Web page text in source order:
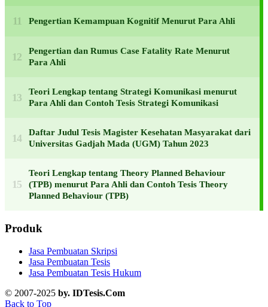
Pengertian Kemampuan Kognitif Menurut Para Ahli
Pengertian dan Rumus Case Fatality Rate Menurut
Para Ahli
Teori Lengkap tentang Strategi Komunikasi menurut
Para Ahli dan Contoh Tesis Strategi Komunikasi
Daftar Judul Tesis Magister Kesehatan Masyarakat dari
Universitas Gadjah Mada (UGM) Tahun 2023
Teori Lengkap tentang Theory Planned Behaviour
(TPB) menurut Para Ahli dan Contoh Tesis Theory
Planned Behaviour (TPB)
Produk
Jasa Pembuatan Skripsi
Jasa Pembuatan Tesis
Jasa Pembuatan Tesis Hukum
© 2007-2025 by. IDTesis.Com
Back to Top